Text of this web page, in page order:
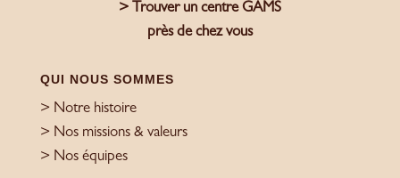
> Trouver un centre GAMS
près de chez vous
QUI NOUS SOMMES
> Notre histoire
> Nos missions & valeurs
> Nos équipes